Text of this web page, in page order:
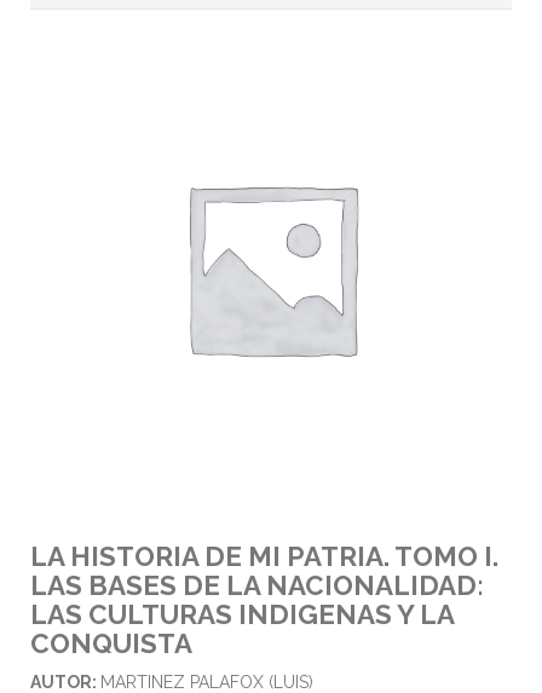
LA HISTORIA DE MI PATRIA. TOMO I.
LAS BASES DE LA NACIONALIDAD:
LAS CULTURAS INDIGENAS Y LA
CONQUISTA
AUTOR: MARTINEZ PALAFOX (LUIS)